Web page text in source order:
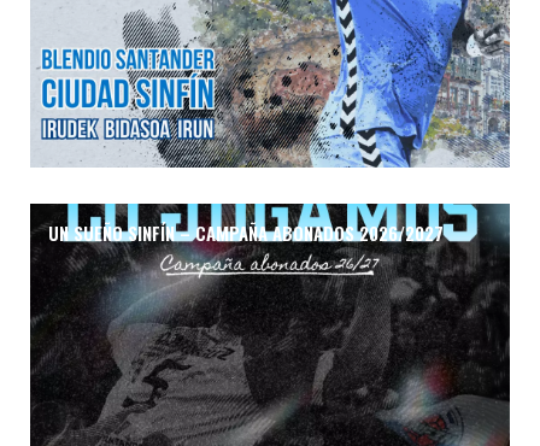
UN SUEÑO SINFÍN – CAMPAÑA ABONADOS 2026/2027